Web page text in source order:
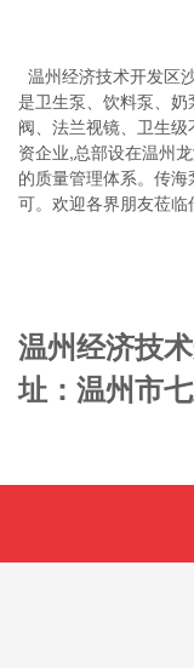
温州经济技术开发区
是卫生泵、饮料泵、
阀、法兰视镜、卫生
资企业,总部设在温州
的质量管理体系。传
可。欢迎各界朋友莅临
温州经济技
址：温州市